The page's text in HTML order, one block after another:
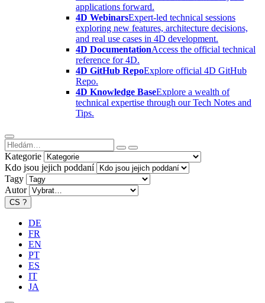
applications forward.
4D WebinarsExpert-led technical sessions
exploring new features, architecture decisions,
and real use cases in 4D development.
4D DocumentationAccess the official technical
reference for 4D.
4D GitHub RepoExplore official 4D GitHub
Repo.
4D Knowledge BaseExplore a wealth of
technical expertise through our Tech Notes and
Tips.
Kategorie
Kdo jsou jejich poddaní
Tagy
Autor
CS ?
DE
FR
EN
PT
ES
IT
JA